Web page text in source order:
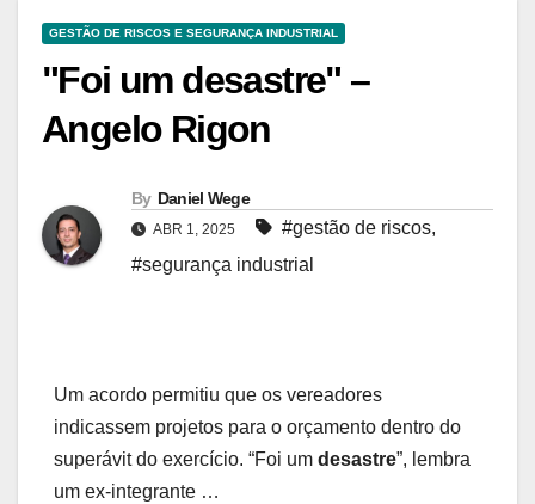
GESTÃO DE RISCOS E SEGURANÇA INDUSTRIAL
"Foi um desastre" –
Angelo Rigon
By Daniel Wege
ABR 1, 2025 #gestão de riscos,
#segurança industrial
Um acordo permitiu que os vereadores
indicassem projetos para o orçamento dentro do
superávit do exercício. “Foi um desastre”, lembra
um ex-integrante …